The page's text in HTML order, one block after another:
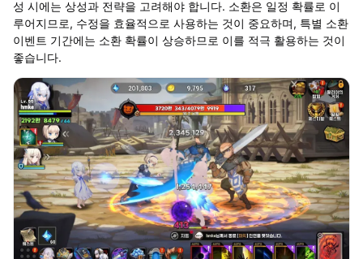
성 시에는 상성과 전략을 고려해야 합니다. 소환은 일정 확률로 이
루어지므로, 수정을 효율적으로 사용하는 것이 중요하며, 특별 소환
이벤트 기간에는 소환 확률이 상승하므로 이를 적극 활용하는 것이
좋습니다.